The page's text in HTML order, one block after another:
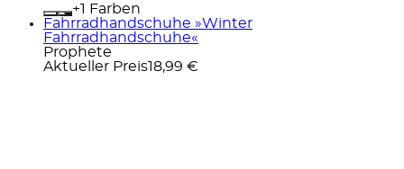
+
Farben
Fahrradhandschuhe »Winter
Fahrradhandschuhe«
Prophete
Aktueller Preis18,99 €